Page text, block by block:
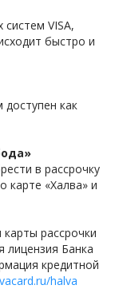
VISA,
быстро и
как
в рассрочку
карте «Халва» и
рассрочки
лицензия Банка
кредитной
halva